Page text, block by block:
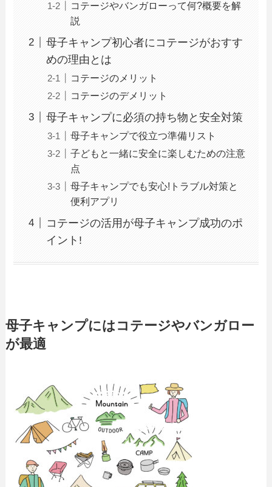
コテージやバンガローって何?概要を解
説
母子キャンプ初心者にコテージがおすす
めの理由とは
コテージのメリット
コテージのデメリット
母子キャンプに必須の持ち物と安全対策
母子キャンプで役立つ準備リスト
子どもと一緒に安全に楽しむための注意
点
母子キャンプでも安心!トラブル対策と
便利アプリ
コテージの活用が母子キャンプ成功のポ
イント!
母子キャンプにはコテージやバンガロー
が最適